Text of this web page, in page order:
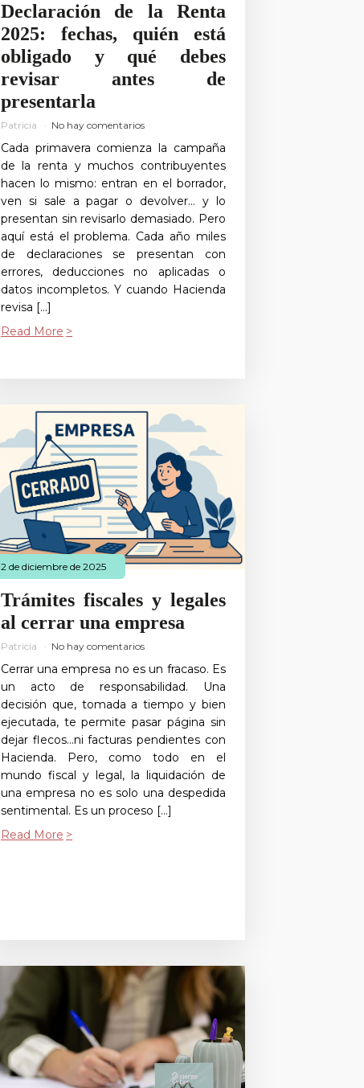
Declaración de la Renta
2025: fechas, quién está
obligado y qué debes
revisar antes de
presentarla
Patricia No hay comentarios
Cada primavera comienza la campaña
de la renta y muchos contribuyentes
hacen lo mismo: entran en el borrador,
ven si sale a pagar o devolver… y lo
presentan sin revisarlo demasiado. Pero
aquí está el problema. Cada año miles
de declaraciones se presentan con
errores, deducciones no aplicadas o
datos incompletos. Y cuando Hacienda
revisa […]
Read More
2 de diciembre de 2025
Trámites fiscales y legales
al cerrar una empresa
Patricia No hay comentarios
Cerrar una empresa no es un fracaso. Es
un acto de responsabilidad. Una
decisión que, tomada a tiempo y bien
ejecutada, te permite pasar página sin
dejar flecos…ni facturas pendientes con
Hacienda. Pero, como todo en el
mundo fiscal y legal, la liquidación de
una empresa no es solo una despedida
sentimental. Es un proceso […]
Read More